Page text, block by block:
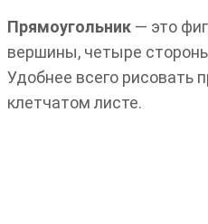
Прямоугольник — это
вершины, четыре
Удобнее всего рисовать
клетчатом листе.